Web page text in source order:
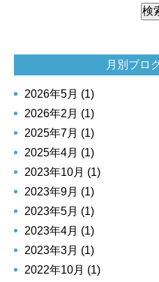
月別ブロ
2026年5月 (1)
2026年2月 (1)
2025年7月 (1)
2025年4月 (1)
2023年10月 (1)
2023年9月 (1)
2023年5月 (1)
2023年4月 (1)
2023年3月 (1)
2022年10月 (1)